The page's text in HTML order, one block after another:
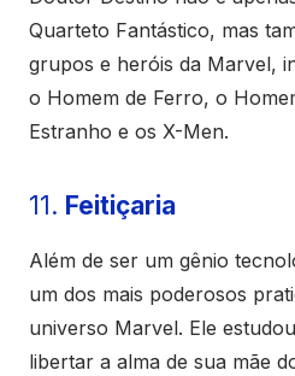
Quarteto Fantástico, mas
grupos e heróis da Marvel,
o Homem de Ferro, o
Estranho e os X-Men.
11. Feitiçaria
Além de ser um gênio
um dos mais poderosos
universo Marvel. Ele
libertar a alma de sua mãe